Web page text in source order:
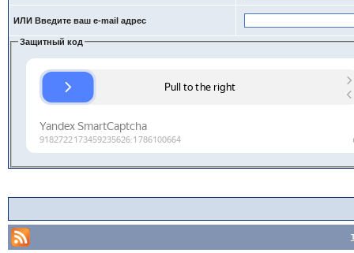
ИЛИ Введите ваш e-mail адрес
Защитный код